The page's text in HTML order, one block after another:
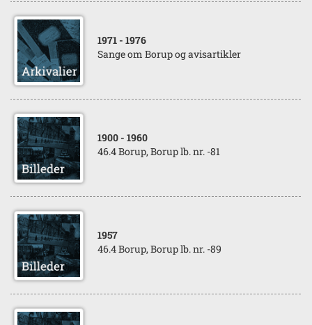
1971 - 1976
Sange om Borup og avisartikler
1900 - 1960
46.4 Borup, Borup lb. nr. -81
1957
46.4 Borup, Borup lb. nr. -89